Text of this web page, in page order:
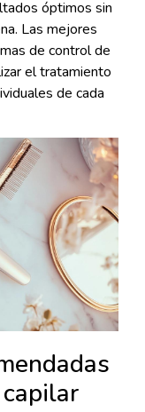
óptimos sin
Las mejores
de control de
el tratamiento
de cada